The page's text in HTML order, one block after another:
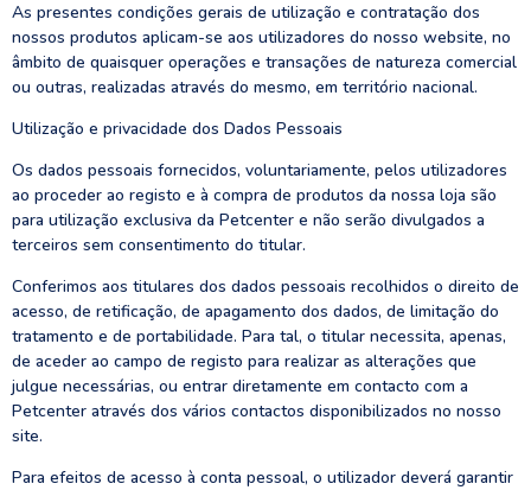
As presentes condições gerais de utilização e contratação dos
nossos produtos aplicam-se aos utilizadores do nosso website, no
âmbito de quaisquer operações e transações de natureza comercial
ou outras, realizadas através do mesmo, em território nacional.
Utilização e privacidade dos Dados Pessoais
Os dados pessoais fornecidos, voluntariamente, pelos utilizadores
ao proceder ao registo e à compra de produtos da nossa loja são
para utilização exclusiva da Petcenter e não serão divulgados a
terceiros sem consentimento do titular.
Conferimos aos titulares dos dados pessoais recolhidos o direito de
acesso, de retificação, de apagamento dos dados, de limitação do
tratamento e de portabilidade. Para tal, o titular necessita, apenas,
de aceder ao campo de registo para realizar as alterações que
julgue necessárias, ou entrar diretamente em contacto com a
Petcenter através dos vários contactos disponibilizados no nosso
site.
Para efeitos de acesso à conta pessoal, o utilizador deverá garantir